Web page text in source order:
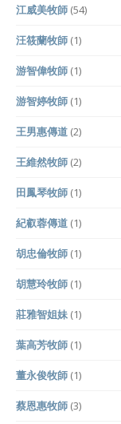
江威美牧師 (54)
汪筱蘭牧師 (1)
游智偉牧師 (1)
游智婷牧師 (1)
王男惠傳道 (2)
王維然牧師 (2)
田鳳琴牧師 (1)
紀叡蓉傳道 (1)
胡忠倫牧師 (1)
胡慧玲牧師 (1)
莊雅智姐妹 (1)
葉高芳牧師 (1)
董永俊牧師 (1)
蔡恩惠牧師 (3)